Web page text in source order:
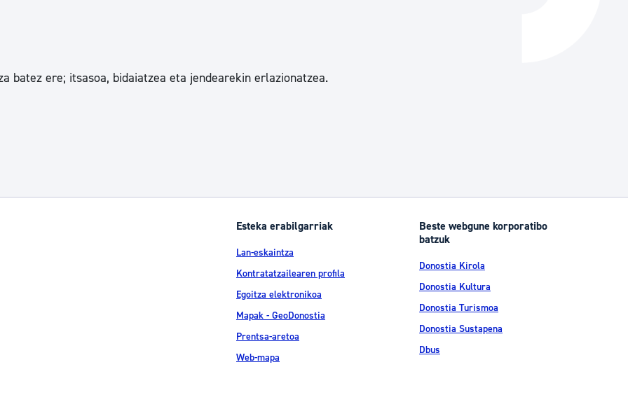
batez ere; itsasoa, bidaiatzea eta jendearekin erlazionatzea.
Esteka erabilgarriak
Lan-eskaintza
Kontratatzailearen profila
Egoitza elektronikoa
Mapak - GeoDonostia
Prentsa-aretoa
Web-mapa
Beste webgune korporatibo
batzuk
Donostia Kirola
Donostia Kultura
Donostia Turismoa
Donostia Sustapena
Dbus